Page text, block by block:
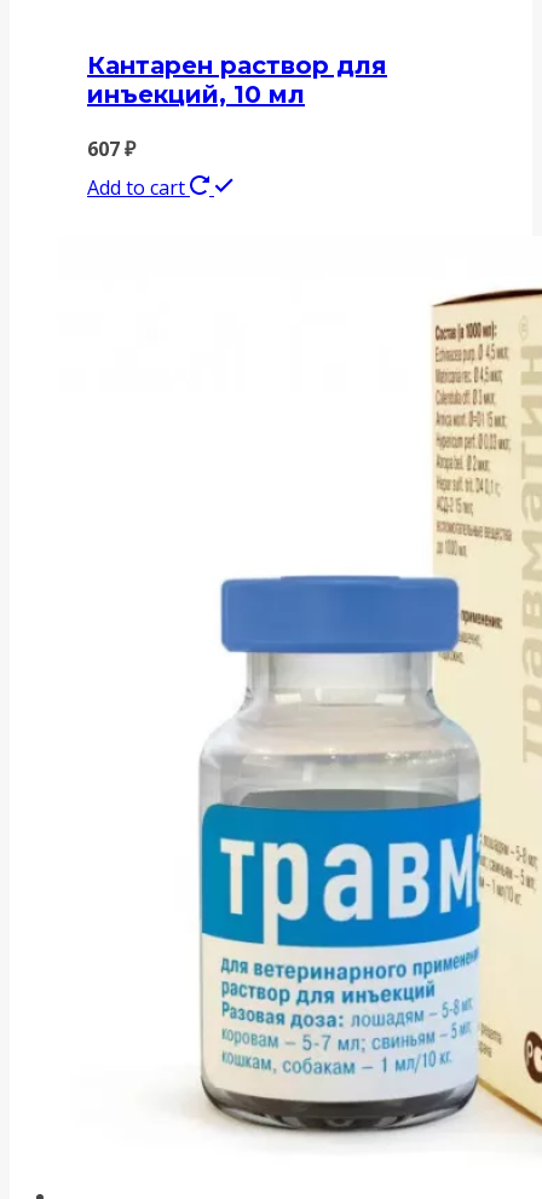
Кантарен раствор для
инъекций, 10 мл
607₽
Add to cart